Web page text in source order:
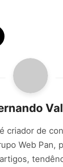
criador de
Web Pan,